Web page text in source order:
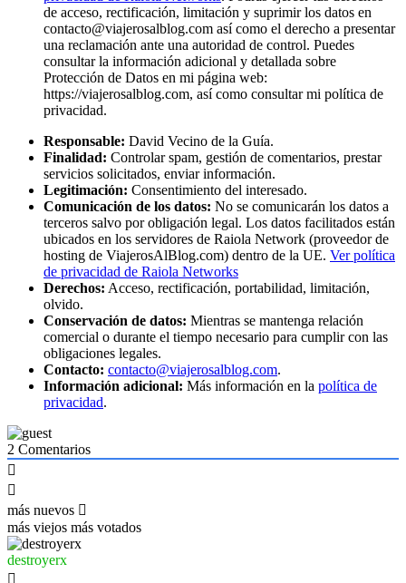
de acceso, rectificación, limitación y suprimir los datos en
contacto@viajerosalblog.com así como el derecho a presentar
una reclamación ante una autoridad de control. Puedes
consultar la información adicional y detallada sobre
Protección de Datos en mi página web:
https://viajerosalblog.com, así como consultar mi política de
privacidad.
Responsable: David Vecino de la Guía.
Finalidad: Controlar spam, gestión de comentarios, prestar
servicios solicitados, enviar información.
Legitimación: Consentimiento del interesado.
Comunicación de los datos: No se comunicarán los datos a
terceros salvo por obligación legal. Los datos facilitados están
ubicados en los servidores de Raiola Network (proveedor de
hosting de ViajerosAlBlog.com) dentro de la UE. Ver política
de privacidad de Raiola Networks
Derechos: Acceso, rectificación, portabilidad, limitación,
olvido.
Conservación de datos: Mientras se mantenga relación
comercial o durante el tiempo necesario para cumplir con las
obligaciones legales.
Contacto: contacto@viajerosalblog.com.
Información adicional: Más información en la política de
privacidad.
2 Comentarios
más nuevos
más viejos más votados
destroyerx